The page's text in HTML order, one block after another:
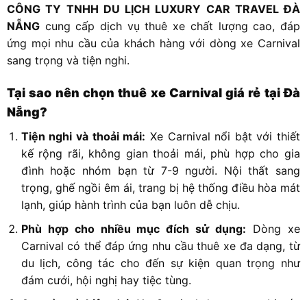
CÔNG TY TNHH DU LỊCH LUXURY CAR TRAVEL ĐÀ
NẴNG cung cấp dịch vụ thuê xe chất lượng cao, đáp
ứng mọi nhu cầu của khách hàng với dòng xe Carnival
sang trọng và tiện nghi.
Tại sao nên chọn thuê xe Carnival giá rẻ tại Đà
Nẵng?
Tiện nghi và thoải mái: Xe Carnival nổi bật với thiết
kế rộng rãi, không gian thoải mái, phù hợp cho gia
đình hoặc nhóm bạn từ 7-9 người. Nội thất sang
trọng, ghế ngồi êm ái, trang bị hệ thống điều hòa mát
lạnh, giúp hành trình của bạn luôn dễ chịu.
Phù hợp cho nhiều mục đích sử dụng: Dòng xe
Carnival có thể đáp ứng nhu cầu thuê xe đa dạng, từ
du lịch, công tác cho đến sự kiện quan trọng như
đám cưới, hội nghị hay tiệc tùng.